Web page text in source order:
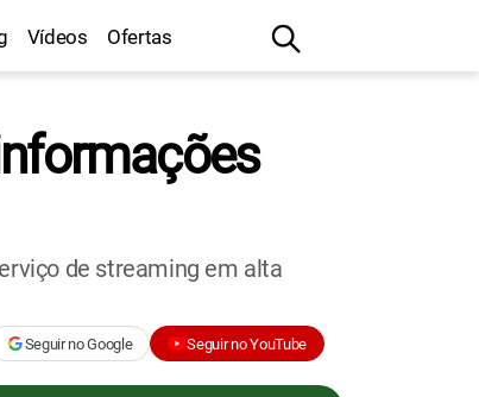
Vídeos Ofertas
de streaming em alta
Seguir no Google Seguir no YouTube